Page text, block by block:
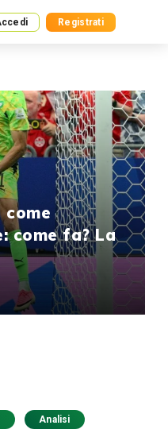
Registrati
come fa? La
Analisi